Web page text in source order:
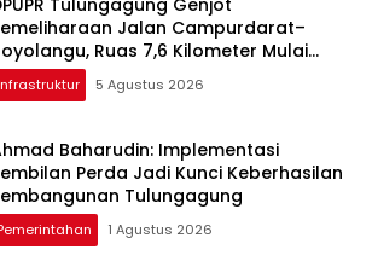
Jalan Campurdarat–
Ruas 7,6 Kilometer Mulai
5 Agustus 2026
Baharudin: Implementasi
Perda Jadi Kunci Keberhasilan
Tulungagung
1 Agustus 2026